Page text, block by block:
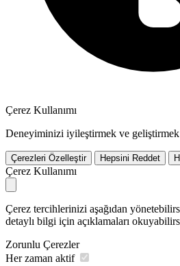
Çerez Kullanımı
Deneyiminizi iyileştirmek ve
Çerezleri Özelleştir Hepsini Reddet
Çerez Kullanımı
Çerez tercihlerinizi aşağıdan
detaylı bilgi için açıklamaları
Zorunlu Çerezler
Her zaman aktif